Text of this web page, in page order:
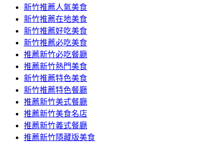
新竹推薦人氣美食
新竹推薦在地美食
新竹推薦好吃美食
新竹推薦必吃美食
推薦新竹必吃餐廳
推薦新竹熱門美食
新竹推薦特色美食
新竹推薦特色餐廳
推薦新竹美式餐廳
推薦新竹美食名店
推薦新竹義式餐廳
推薦新竹隱藏版美食